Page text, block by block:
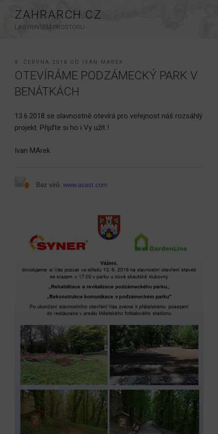
obsahu
ZAHRARCH.CZ
LABYRINTEM PROSTORU
PUBLIKOVÁNO
8. ČERVNA 2018 OD IVAN MAREK
OTEVÍRÁME PODZÁMECKÝ PARK V
BENÁTKÁCH
13.6.2018 se slavnostně otevírá pro veřejnost náš rozsáhlý
projekt. Přijďte si ho i Vy užít !
Ivan MArek
Bez virů.www.avast.com